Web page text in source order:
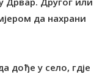
да нахрани
дође у село, гдје